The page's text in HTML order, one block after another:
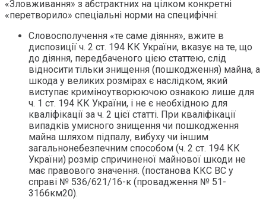
«Зловживання» з абстрактних на цілком конкретні
«перетворило» спеціальні норми на специфічні:
Словосполучення «те саме діяння», вжите в
диспозиції ч. 2 ст. 194 КК України, вказує на те, що
до діяння, передбаченого цією статтею, слід
відносити тільки знищення (пошкодження) майна, а
шкода у великих розмірах є наслідком, який
виступає криміноутворюючою ознакою лише для
ч. 1 ст. 194 КК України, і не є необхідною для
кваліфікації за ч. 2 цієї статті. При кваліфікації
випадків умисного знищення чи пошкодження
майна шляхом підпалу, вибуху чи іншим
загальнонебезпечним способом (ч. 2 ст. 194 КК
України) розмір спричиненої майнової шкоди не
має правового значення. (постанова ККС ВС у
справі № 536/621/16-к (провадження № 51-
3166км20).